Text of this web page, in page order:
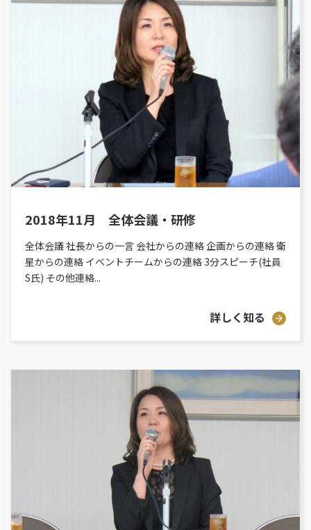
2018年11月 全体会議・研修
全体会議 社長からの一言 会社からの連絡 企画からの連絡 衛
星からの連絡 イベントチームからの連絡 3分スピーチ(社員
S氏) その他連絡...
詳しく知る